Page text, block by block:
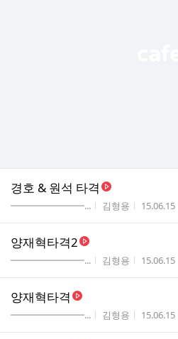
경호 & 원석 타격
게시판명
━━━━━━━━... 작성자
김형용 작성시간
15.06.15
양재혁타격2
게시판명
━━━━━━━━... 작성자
김형용 작성시간
15.06.15
양재혁타격
게시판명
━━━━━━━━... 작성자
김형용 작성시간
15.06.15